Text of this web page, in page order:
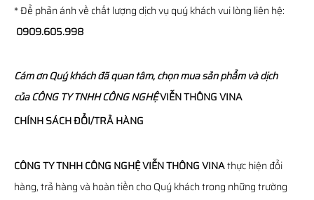
* Để phản ánh về chất lượng dịch vụ quý khách vui lòng liên hệ:
0909.605.998
Cám ơn Quý khách đã quan tâm, chọn mua sản phẩm và dịch
củaCÔNG TY TNHH CÔNG NGHỆVIỄN THÔNGVINA
CHÍNH SÁCH ĐỔI/TRẢ HÀNG
CÔNG TY TNHH CÔNG NGHỆ VIỄN THÔNG VINAthực hiện đổi
hàng, trả hàng và hoàn tiền cho Quý khách trong những trường